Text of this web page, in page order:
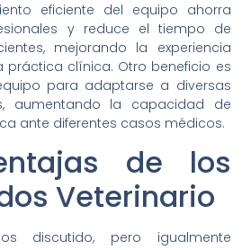
eficiente del equipo ahorra
y reduce el tiempo de
mejorando la experiencia
práctica clínica. Otro beneficio es
para adaptarse a diversas
aumentando la capacidad de
ante diferentes casos médicos.
de los
Veterinario
discutido, pero igualmente